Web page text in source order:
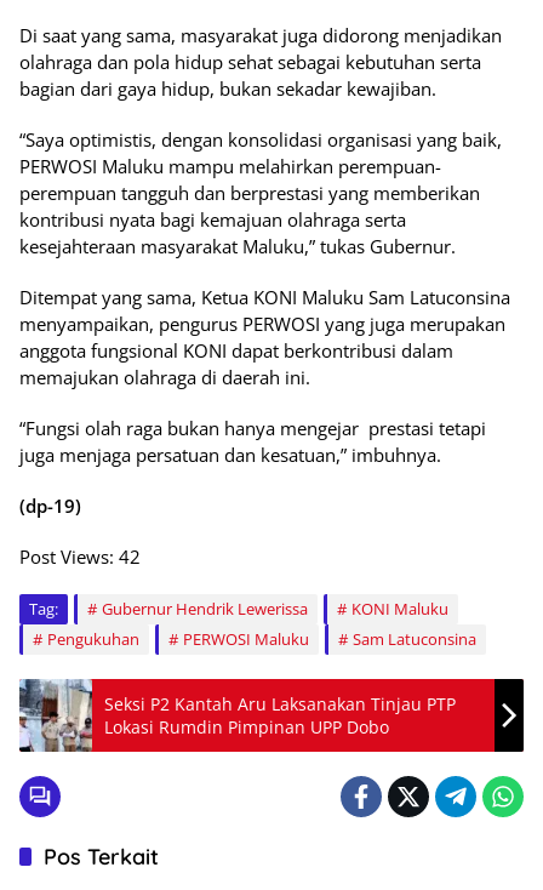
Di saat yang sama, masyarakat juga didorong menjadikan
olahraga dan pola hidup sehat sebagai kebutuhan serta
bagian dari gaya hidup, bukan sekadar kewajiban.
“Saya optimistis, dengan konsolidasi organisasi yang baik,
PERWOSI Maluku mampu melahirkan perempuan-
perempuan tangguh dan berprestasi yang memberikan
kontribusi nyata bagi kemajuan olahraga serta
kesejahteraan masyarakat Maluku,” tukas Gubernur.
Ditempat yang sama, Ketua KONI Maluku Sam Latuconsina
menyampaikan, pengurus PERWOSI yang juga merupakan
anggota fungsional KONI dapat berkontribusi dalam
memajukan olahraga di daerah ini.
“Fungsi olah raga bukan hanya mengejar prestasi tetapi
juga menjaga persatuan dan kesatuan,” imbuhnya.
(dp-19)
Post Views: 42
Tag: Gubernur Hendrik Lewerissa
KONI Maluku
Pengukuhan
PERWOSI Maluku Sam Latuconsina
Seksi P2 Kantah Aru Laksanakan Tinjau PTP
Lokasi Rumdin Pimpinan UPP Dobo
Pos Terkait